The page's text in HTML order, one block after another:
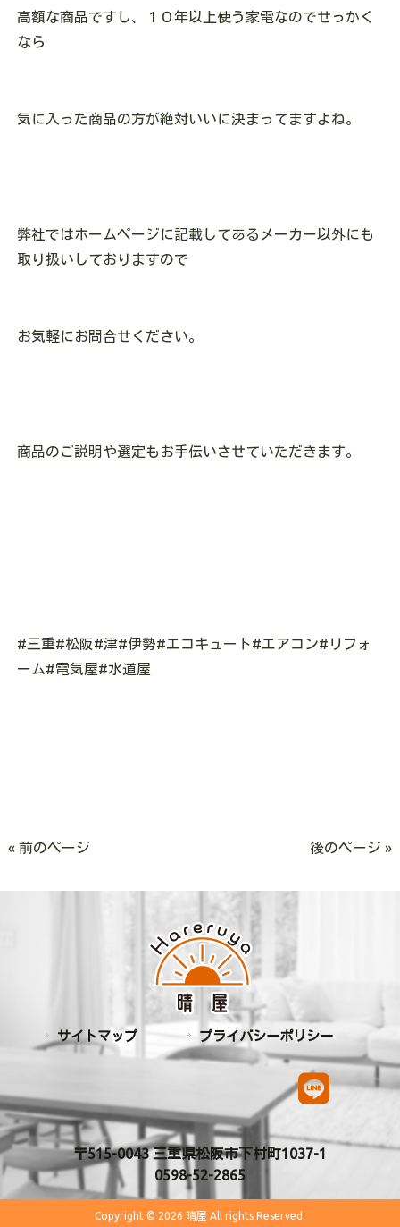
高額な商品ですし、１０年以上使う家電なのでせっかく
なら
気に入った商品の方が絶対いいに決まってますよね。
弊社ではホームページに記載してあるメーカー以外にも
取り扱いしておりますので
お気軽にお問合せください。
商品のご説明や選定もお手伝いさせていただきます。
#三重#松阪#津#伊勢#エコキュート#エアコン#リフォ
ーム#電気屋#水道屋
« 前のページ 後のページ »
サイトマップ プライバシーポリシー
〒515-0043 三重県松阪市下村町1037-1
0598-52-2865
Copyright © 2026 晴屋 All rights Reserved.